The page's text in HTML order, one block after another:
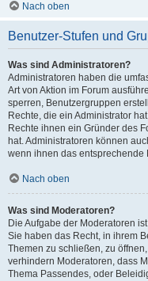
Nach oben
Benutzer-Stufen und
Was sind Administratoren?
Administratoren haben die
Art von Aktion im Forum
sperren, Benutzergruppen
Rechte, die ein Administrator
Rechte ihnen ein Gründer des
hat. Administratoren können
wenn ihnen das entsprechende
Nach oben
Was sind Moderatoren?
Die Aufgabe der Moderatoren
Sie haben das Recht, in ihrem
Themen zu schließen, zu
verhindern Moderatoren, dass
Thema Passendes, oder